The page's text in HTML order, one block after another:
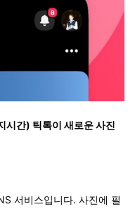
시간) 틱톡이 새로운 사진
서비스입니다. 사진에 필